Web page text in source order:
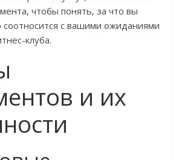
чтобы понять, за что вы
соотносится с вашими ожиданиями
клуба.
и их